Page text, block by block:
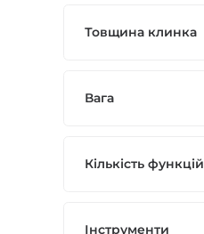
Товщина клинка
Вага
Кількість функцій
Інструменти